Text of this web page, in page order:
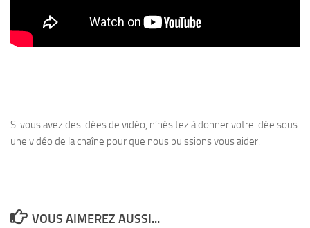
Si vous avez des idées de vidéo, n’hésitez à donner votre idée sous
une vidéo de la chaîne pour que nous puissions vous aider.
VOUS AIMEREZ AUSSI...